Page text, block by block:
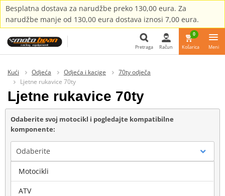
Besplatna dostava za narudžbe preko 130,00 eura. Za
narudžbe manje od 130,00 eura dostava iznosi 7,00 eura.
Pretraga Račun
0
Košarica Meni
Kući Odjeća Odjeća i kacige
70ty odječa
Ljetne rukavice 70ty
Ljetne rukavice 70ty
Odaberite svoj motocikl i pogledajte kompatibilne
komponente:
Odaberite
Marka
Motocikli
ATV